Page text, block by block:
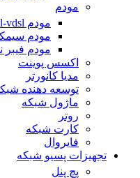
مودم
مودم dsl-vdsl
مودم سیمکارتی
مودم فیبر نوری
اکسس پوینت
مدیا کانورتر
توسعه دهنده شبکه
ماژول شبکه
روتر
کارت شبکه
فایروال
تجهیزات پسیو شبکه
پچ پنل